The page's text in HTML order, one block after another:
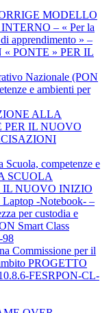
MODELLO
– « Per la
apprendimento » –
PONTE » PER IL
Nazionale (PON
e ambienti per
ALLA
PER IL NUOVO
competenze e
SCUOLA
IL NUOVO INIZIO
-Notebook- –
per custodia e
Smart Class
98
Commissione per il
PROGETTO
FESRPON-CL-